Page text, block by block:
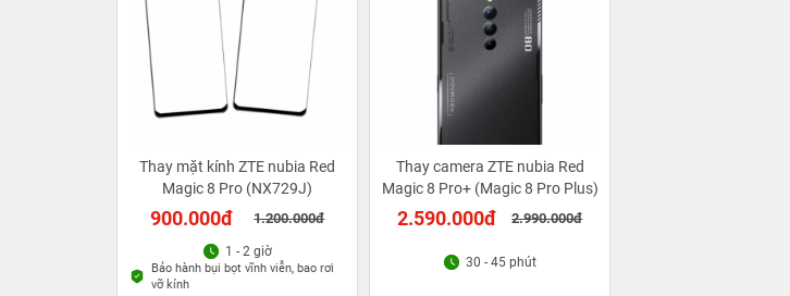
Thay mặt kính ZTE nubia Red
Magic 8 Pro (NX729J)
900.000đ 1.200.000đ
1 - 2 giờ
Bảo hành bụi bọt vĩnh viễn, bao rơi
vỡ kính
Thay camera ZTE nubia Red
Magic 8 Pro+ (Magic 8 Pro Plus)
2.590.000đ 2.990.000đ
30 - 45 phút